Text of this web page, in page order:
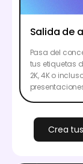
Salida de
Pasa del
tus etiquetas
2K, 4K o
Crea